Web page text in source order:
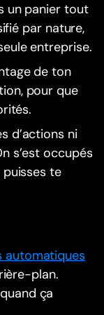
un panier tout
par nature,
entreprise.
de ton
pour que
d’actions ni
s’est occupés
te
automatiques
plan.
ça